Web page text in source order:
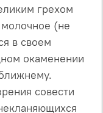
грехом
молочное (не
в своем
окаменении
совести